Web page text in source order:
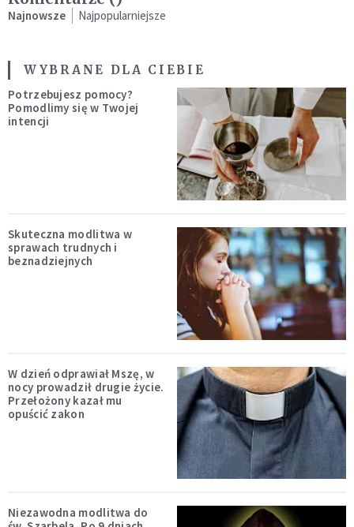
Najnowsze Najpopularniejsze
WYBRANE DLA CIEBIE
Potrzebujesz pomocy?
Pomodlimy się w Twojej
intencji
Skuteczna modlitwa w
sprawach trudnych i
beznadziejnych
W dzień odprawiał Mszę, w
nocy prowadził drugie życie.
Przełożony kazał mu
opuścić zakon
Niezawodna modlitwa do